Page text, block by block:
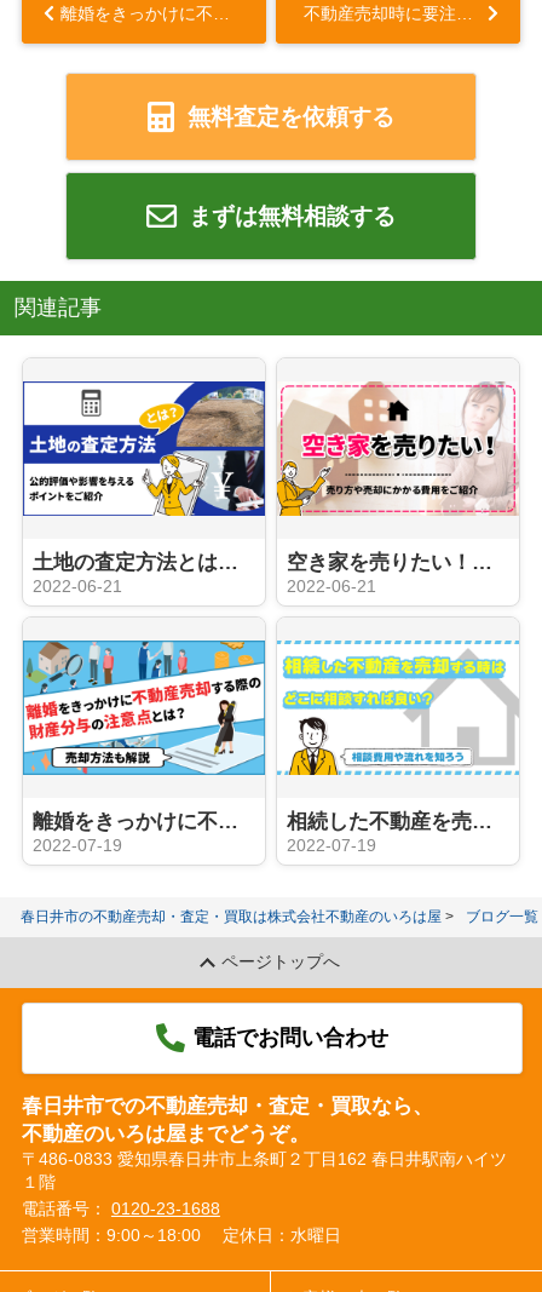
無料査定を依頼する
まずは無料相談する
関連記事
土地の査定方法とは？公的評価や影響を与えるポイントをご紹介
2022-06-21
空き家を売りたい！売り方や売却にかかる費用をご紹介
2022-06-21
離婚をきっかけに不動産売却する際の財産分与の注意点とは？売却方法も解説
2022-07-19
相続した不動産を売却する時はどこに相談すれば良い？相談費用や流れを知ろう
2022-07-19
春日井市の不動産売却・査定・買取は株式会社不動産のいろは屋 ブログ一覧
ページトップへ
電話でお問い合わせ
春日井市での不動産売却・査定・買取なら、
不動産のいろは屋までどうぞ。
〒486-0833 愛知県春日井市上条町２丁目162 春日井駅南ハイツ
１階
電話番号： 0120-23-1688
営業時間：9:00～18:00
定休日：水曜日